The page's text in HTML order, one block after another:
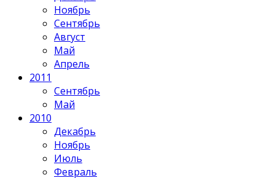
Ноябрь
Сентябрь
Август
Май
Апрель
2011
Сентябрь
Май
2010
Декабрь
Ноябрь
Июль
Февраль